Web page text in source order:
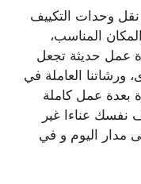
وحدات التكييف
المناسب،
عمل حديثة تجعل
ورشاتنا العاملة في
بعدة عمل كاملة
عناءا غير
مدار اليوم و في